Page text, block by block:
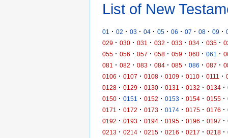
List of New
01 · 02 · 03 · 04 · 05 · 06 · 07 · 08 · 09 ·
029 · 030 · 031 · 032 · 033 · 034 · 035 ·
055 · 056 · 057 · 058 · 059 · 060 · 061 ·
081
· 082 · 083 · 084 · 085 · 086 · 087 ·
0106 · 0107 · 0108 · 0109 · 0110 · 0111 ·
0128 · 0129 · 0130 · 0131 · 0132 · 0134 ·
0150 · 0151 · 0152 · 0153 · 0154 · 0155 ·
0171
· 0172 · 0173 · 0174 · 0175 · 0176 ·
0192 · 0193 · 0194 · 0195 · 0196 · 0197 ·
0213 · 0214 · 0215 · 0216 · 0217 · 0218 ·